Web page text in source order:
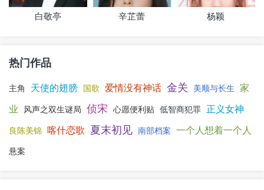
白敬亭 辛芷蕾 杨颖
热门作品
主角 天使的翅膀 国歌 爱情没有神话 金关 美顺与长生 家
业 风声之双生谜局 侦宋 心愿便利贴 低智商犯罪 正义女神
良陈美锦 喀什恋歌 夏末初见 南部档案 一个人想着一个人
悬案